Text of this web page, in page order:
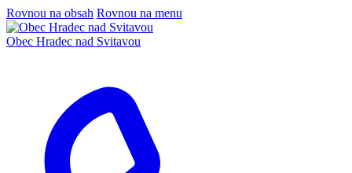
Rovnou na obsah Rovnou na menu
Obec Hradec nad Svitavou